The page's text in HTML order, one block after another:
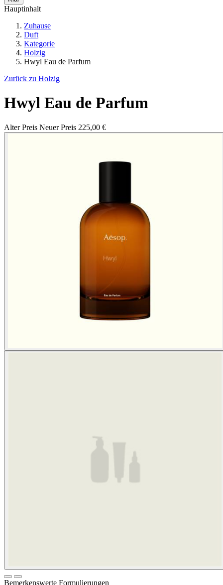
Hauptinhalt
Zuhause
Duft
Kategorie
Holzig
Hwyl Eau de Parfum
Zurück zu Holzig
Hwyl Eau de Parfum
Alter Preis Neuer Preis 225,00 €
Bemerkenswerte Formulierungen